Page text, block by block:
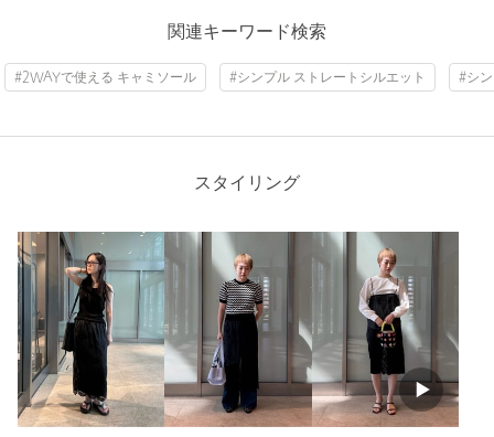
スカート その他スカート
サイズ FREE
素材
ル100％ コード糸； 上糸；コットン100％ 下糸；ポ
手洗い可
原産国 インド製
商品番号 8924-6-000002
関連キーワード検索
#2WAYで使える キャミソール #シンプル ストレートシルエット #シ
スタイリング